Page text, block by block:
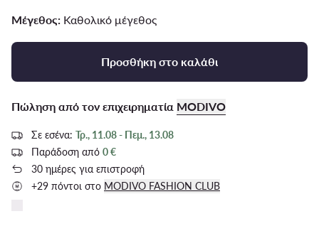
Μέγεθος: Καθολικό μέγεθος
Προσθήκη στο καλάθι
Πώληση από τον επιχειρηματία MODIVO
Σε εσένα: Τρ., 11.08 - Πεμ., 13.08
Παράδοση από 0 €
30 ημέρες για επιστροφή
+29 πόντοι στο MODIVO FASHION CLUB